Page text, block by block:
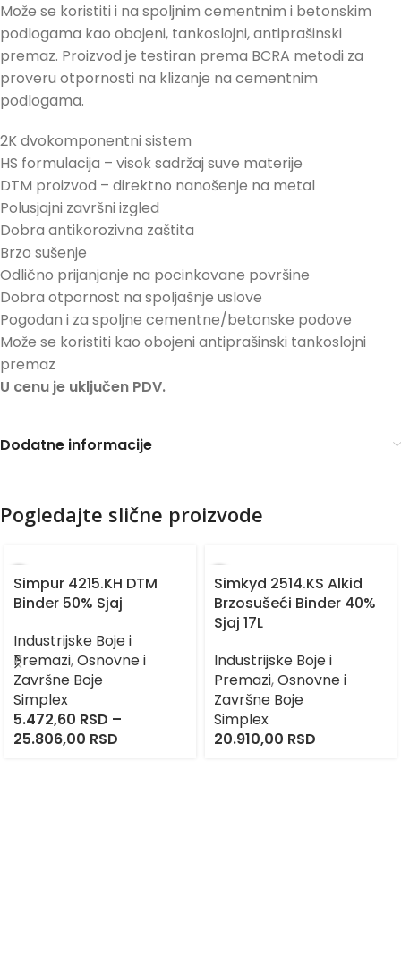
Može se koristiti i na spoljnim cementnim i betonskim
podlogama kao obojeni, tankoslojni, antiprašinski
premaz. Proizvod je testiran prema BCRA metodi za
proveru otpornosti na klizanje na cementnim
podlogama.
2K dvokomponentni sistem
HS formulacija – visok sadržaj suve materije
DTM proizvod – direktno nanošenje na metal
Polusjajni završni izgled
Dobra antikorozivna zaštita
Brzo sušenje
Odlično prijanjanje na pocinkovane površine
Dobra otpornost na spoljašnje uslove
Pogodan i za spoljne cementne/betonske podove
Može se koristiti kao obojeni antiprašinski tankoslojni
premaz
U cenu je uključen PDV.
Dodatne informacije
Pogledajte slične proizvode
Simpur 4215.KH DTM
Binder 50% Sjaj
Industrijske Boje i
Premazi,Osnovne i
Završne Boje
Simplex
5.472,60 RSD –
25.806,00 RSD
Simkyd 2514.KS Alkid
Brzosušeći Binder 40%
Sjaj 17L
Industrijske Boje i
Premazi,Osnovne i
Završne Boje
Simplex
20.910,00 RSD